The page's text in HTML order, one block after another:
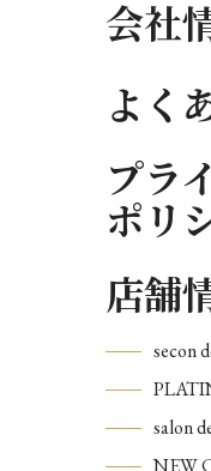
会社
よく
プラ
ポリ
店舗
secon
salon
NEW